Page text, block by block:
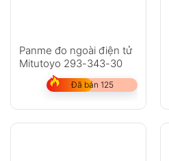
Panme đo ngoài điện tử
Mitutoyo 293-343-30
Đã bán 125